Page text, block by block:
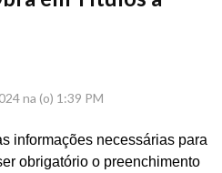
na (o) 1:39 PM
informações necessárias para
obrigatório o preenchimento